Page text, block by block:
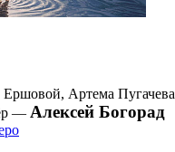
Ершовой, Артема
— Алексей Богорад